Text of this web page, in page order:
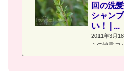
回の洗
シャン
い！ | ...
2011年3月
１の地震 マ